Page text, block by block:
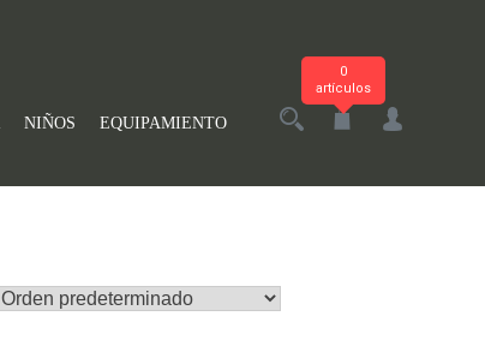
NIÑOS EQUIPAMIENTO
0
artículos